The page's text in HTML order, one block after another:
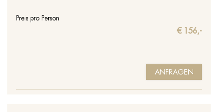
Preis pro Person
€ 156,-
ANFRAGEN